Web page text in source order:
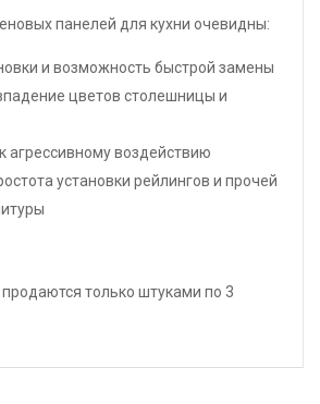
панелей для кухни очевидны:
и возможность быстрой замены
цветов столешницы и
агрессивному воздействию
установки рейлингов и прочей
только штуками по 3